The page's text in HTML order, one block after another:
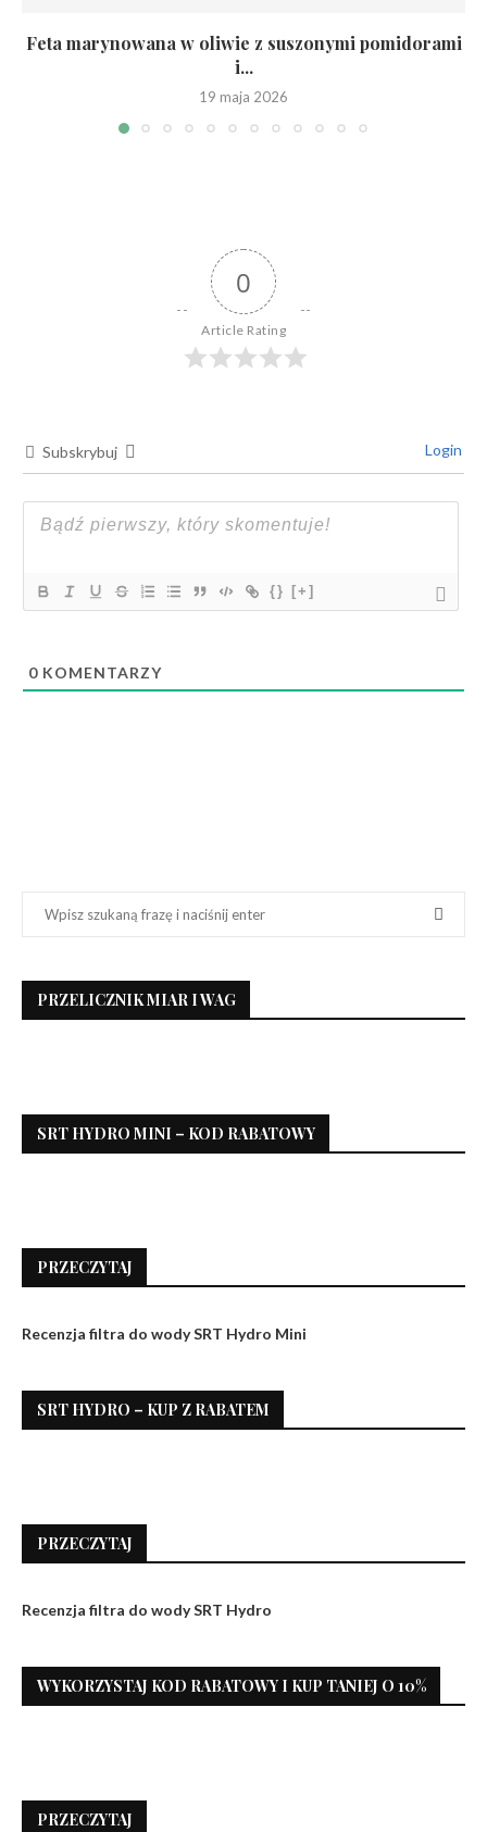
Feta marynowana w oliwie z suszonymi pomidorami
i...
19 maja 2026
0
Article Rating
Subskrybuj Login
{} [+]
0 KOMENTARZY
PRZELICZNIK MIAR I WAG
SRT HYDRO MINI – KOD RABATOWY
PRZECZYTAJ
Recenzja filtra do wody SRT Hydro Mini
SRT HYDRO – KUP Z RABATEM
PRZECZYTAJ
Recenzja filtra do wody SRT Hydro
WYKORZYSTAJ KOD RABATOWY I KUP TANIEJ O 10%
PRZECZYTAJ